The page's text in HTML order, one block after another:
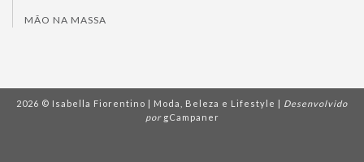
MÃO NA MASSA
2026 © Isabella Fiorentino | Moda, Beleza e Lifestyle | Desenvolvido
por gCampaner